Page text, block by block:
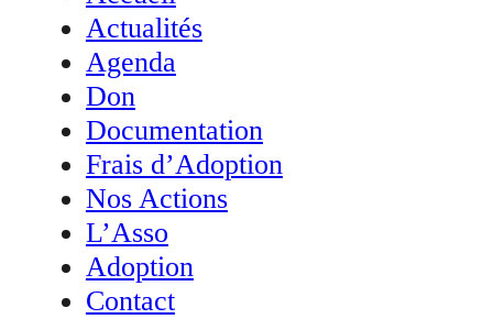
Actualités
Agenda
Don
Documentation
Frais d’Adoption
Nos Actions
L’Asso
Adoption
Contact